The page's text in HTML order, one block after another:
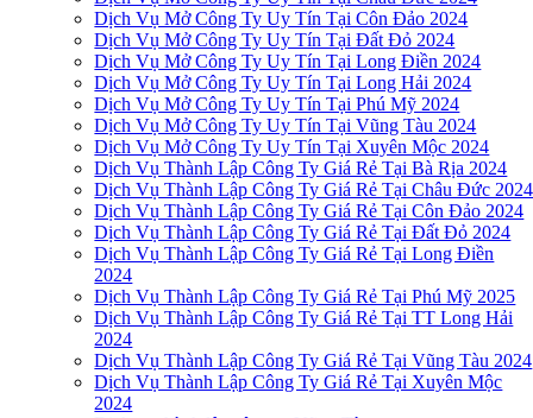
Dịch Vụ Mở Công Ty Uy Tín Tại Côn Đảo 2024
Dịch Vụ Mở Công Ty Uy Tín Tại Đất Đỏ 2024
Dịch Vụ Mở Công Ty Uy Tín Tại Long Điền 2024
Dịch Vụ Mở Công Ty Uy Tín Tại Long Hải 2024
Dịch Vụ Mở Công Ty Uy Tín Tại Phú Mỹ 2024
Dịch Vụ Mở Công Ty Uy Tín Tại Vũng Tàu 2024
Dịch Vụ Mở Công Ty Uy Tín Tại Xuyên Mộc 2024
Dịch Vụ Thành Lập Công Ty Giá Rẻ Tại Bà Rịa 2024
Dịch Vụ Thành Lập Công Ty Giá Rẻ Tại Châu Đức 2024
Dịch Vụ Thành Lập Công Ty Giá Rẻ Tại Côn Đảo 2024
Dịch Vụ Thành Lập Công Ty Giá Rẻ Tại Đất Đỏ 2024
Dịch Vụ Thành Lập Công Ty Giá Rẻ Tại Long Điền
2024
Dịch Vụ Thành Lập Công Ty Giá Rẻ Tại Phú Mỹ 2025
Dịch Vụ Thành Lập Công Ty Giá Rẻ Tại TT Long Hải
2024
Dịch Vụ Thành Lập Công Ty Giá Rẻ Tại Vũng Tàu 2024
Dịch Vụ Thành Lập Công Ty Giá Rẻ Tại Xuyên Mộc
2024